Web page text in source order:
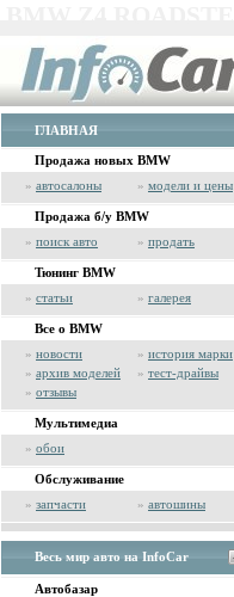
ГЛАВНАЯ
Продажа новых BMW
» автосалоны » модели и цены
Продажа б/у BMW
» поиск авто » продать
Тюнинг BMW
» статьи » галерея
Все о BMW
» новости » история марки
» архив моделей » тест-драйвы
» отзывы
Мультимедиа
» обои
Обслуживание
» запчасти » автошины
Весь мир авто на InfoCar
Автобазар